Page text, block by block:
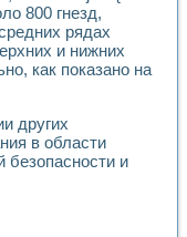
800 гнезд,
рядах
и нижних
как показано на
других
в области
безопасности и